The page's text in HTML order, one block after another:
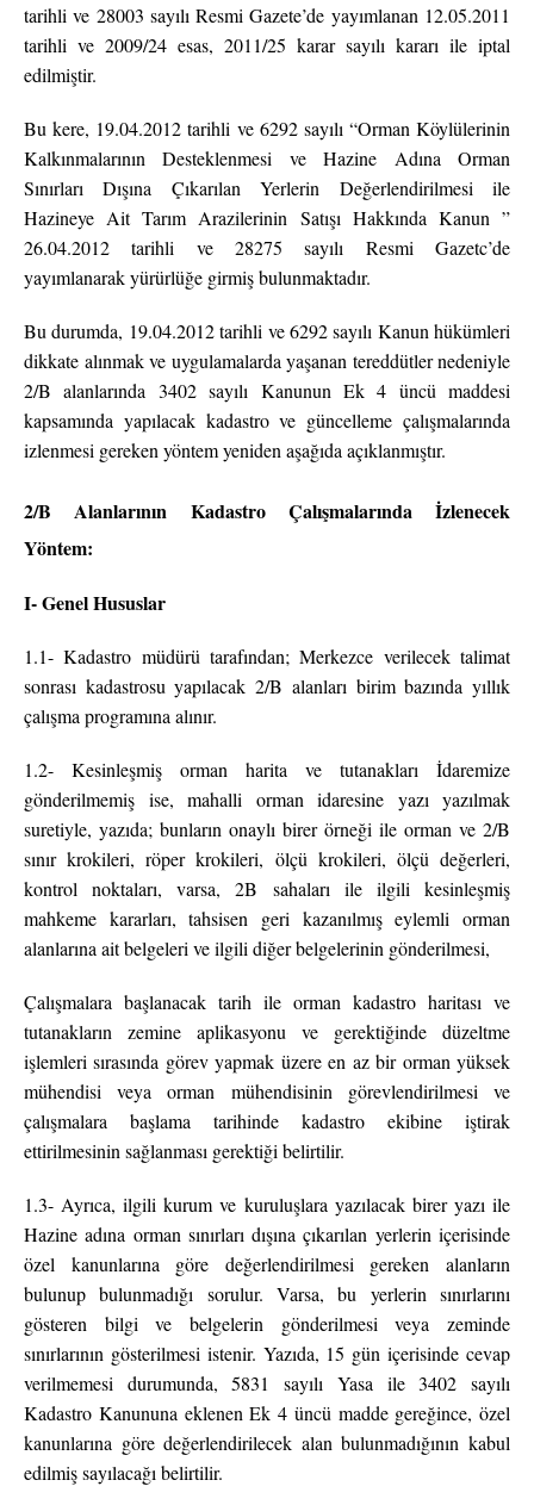
tarihli ve 28003 sayılı Resmi Gazete’de yayımlanan 12.05.2011
tarihli ve 2009/24 esas, 2011/25 karar sayılı kararı ile iptal
edilmiştir.
Bu kere, 19.04.2012 tarihli ve 6292 sayılı “Orman Köylülerinin
Kalkınmalarının Desteklenmesi ve Hazine Adına Orman
Sınırları Dışına Çıkarılan Yerlerin Değerlendirilmesi ile
Hazineye Ait Tarım Arazilerinin Satışı Hakkında Kanun ”
26.04.2012 tarihli ve 28275 sayılı Resmi Gazetc’de
yayımlanarak yürürlüğe girmiş bulunmaktadır.
Bu durumda, 19.04.2012 tarihli ve 6292 sayılı Kanun hükümleri
dikkate alınmak ve uygulamalarda yaşanan tereddütler nedeniyle
2/B alanlarında 3402 sayılı Kanunun Ek 4 üncü maddesi
kapsamında yapılacak kadastro ve güncelleme çalışmalarında
izlenmesi gereken yöntem yeniden aşağıda açıklanmıştır.
2/B Alanlarının Kadastro Çalışmalarında İzlenecek
Yöntem:
I- Genel Hususlar
1.1- Kadastro müdürü tarafından; Merkezce verilecek talimat
sonrası kadastrosu yapılacak 2/B alanları birim bazında yıllık
çalışma programına alınır.
1.2- Kesinleşmiş orman harita ve tutanakları İdaremize
gönderilmemiş ise, mahalli orman idaresine yazı yazılmak
suretiyle, yazıda; bunların onaylı birer örneği ile orman ve 2/B
sınır krokileri, röper krokileri, ölçü krokileri, ölçü değerleri,
kontrol noktaları, varsa, 2B sahaları ile ilgili kesinleşmiş
mahkeme kararları, tahsisen geri kazanılmış eylemli orman
alanlarına ait belgeleri ve ilgili diğer belgelerinin gönderilmesi,
Çalışmalara başlanacak tarih ile orman kadastro haritası ve
tutanakların zemine aplikasyonu ve gerektiğinde düzeltme
işlemleri sırasında görev yapmak üzere en az bir orman yüksek
mühendisi veya orman mühendisinin görevlendirilmesi ve
çalışmalara başlama tarihinde kadastro ekibine iştirak
ettirilmesinin sağlanması gerektiği belirtilir.
1.3- Ayrıca, ilgili kurum ve kuruluşlara yazılacak birer yazı ile
Hazine adına orman sınırları dışına çıkarılan yerlerin içerisinde
özel kanunlarına göre değerlendirilmesi gereken alanların
bulunup bulunmadığı sorulur. Varsa, bu yerlerin sınırlarını
gösteren bilgi ve belgelerin gönderilmesi veya zeminde
sınırlarının gösterilmesi istenir. Yazıda, 15 gün içerisinde cevap
verilmemesi durumunda, 5831 sayılı Yasa ile 3402 sayılı
Kadastro Kanununa eklenen Ek 4 üncü madde gereğince, özel
kanunlarına göre değerlendirilecek alan bulunmadığının kabul
edilmiş sayılacağı belirtilir.